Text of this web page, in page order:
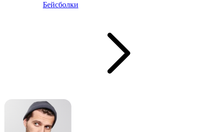
Бейсболки